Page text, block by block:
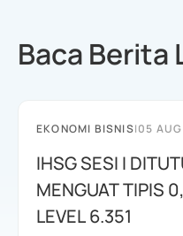
Baca Berita
EKONOMI BISNIS|05
IHSG SESI I
MENGUAT TIPIS
LEVEL 6.351